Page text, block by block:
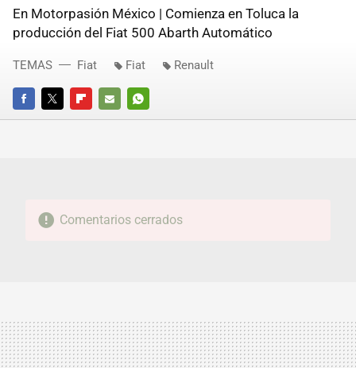
En Motorpasión México | Comienza en Toluca la
producción del Fiat 500 Abarth Automático
FACEBOOKTWITTERFLIPBOARD
E-
WHATSAPP
TEMAS Fiat Fiat Renault
Comentarios cerrados